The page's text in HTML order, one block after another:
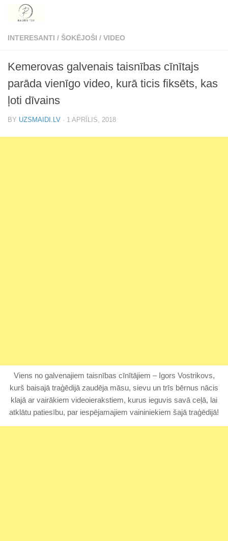
Skip to content
INTERESANTI / ŠOKĒJOŠI / VIDEO
Kemerovas galvenais taisnības cīnītajs
parāda vienīgo video, kurā ticis fiksēts, kas
ļoti dīvains
BY UZSMAIDI.LV · 1 APRĪLIS, 2018
Viens no galvenajiem taisnības cīnītājiem – Igors Vostrikovs,
kurš baisajā traģēdijā zaudēja māsu, sievu un trīs bērnus nācis
klajā ar vairākiem videoierakstiem, kurus ieguvis savā ceļā, lai
atklātu patiesību, par iespējamajiem vaininiekiem šajā traģēdijā!